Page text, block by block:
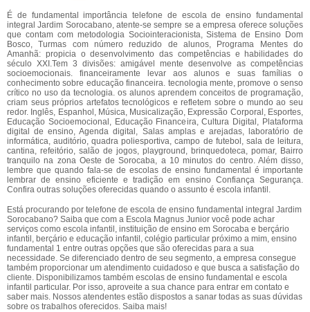
É de fundamental importância telefone de escola de ensino fundamental
integral Jardim Sorocabano, atente-se sempre se a empresa oferece soluções
que contam com metodologia Sociointeracionista, Sistema de Ensino Dom
Bosco, Turmas com número reduzido de alunos, Programa Mentes do
Amanhã: propicia o desenvolvimento das competências e habilidades do
século XXI.Tem 3 divisões: amigável mente desenvolve as competências
socioemocionais. financeiramente levar aos alunos e suas famílias o
conhecimento sobre educação financeira. tecnologia mente, promove o senso
crítico no uso da tecnologia. os alunos aprendem conceitos de programação,
criam seus próprios artefatos tecnológicos e refletem sobre o mundo ao seu
redor. Inglês, Espanhol, Música, Musicalização, Expressão Corporal, Esportes,
Educação Socioemocional, Educação Financeira, Cultura Digital, Plataforma
digital de ensino, Agenda digital, Salas amplas e arejadas, laboratório de
informática, auditório, quadra poliesportiva, campo de futebol, sala de leitura,
cantina, refeitório, salão de jogos, playground, brinquedoteca, pomar, Bairro
tranquilo na zona Oeste de Sorocaba, a 10 minutos do centro. Além disso,
lembre que quando fala-se de escolas de ensino fundamental é importante
lembrar de ensino eficiente e tradição em ensino Confiança Segurança.
Confira outras soluções oferecidas quando o assunto é escola infantil.
Está procurando por telefone de escola de ensino fundamental integral Jardim
Sorocabano? Saiba que com a Escola Magnus Junior você pode achar
serviços como escola infantil, instituição de ensino em Sorocaba e berçário
infantil, berçário e educação infantil, colégio particular próximo a mim, ensino
fundamental 1 entre outras opções que são oferecidas para a sua
necessidade. Se diferenciado dentro de seu segmento, a empresa consegue
também proporcionar um atendimento cuidadoso e que busca a satisfação do
cliente. Disponibilizamos também escolas de ensino fundamental e escola
infantil particular. Por isso, aproveite a sua chance para entrar em contato e
saber mais. Nossos atendentes estão dispostos a sanar todas as suas dúvidas
sobre os trabalhos oferecidos. Saiba mais!